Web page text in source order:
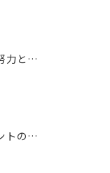
『根性、忍耐、努力という言葉は死語なのか』
経営コンサルタントのモーちゃん・毛利京申です。